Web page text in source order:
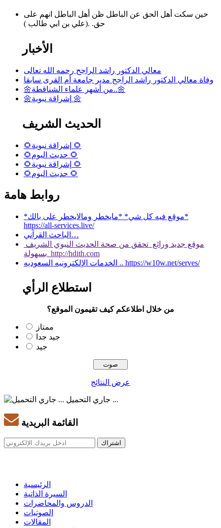
حين سكت أهل الحق عن الباطل ظن أهل الباطل انهم على
حق. .(علي بن ابي طالب )
الأخبار
معالي الدكتور راشد الراجح رحمه الله تعالى
وفاة معالي الدكتور راشد الراجح مدير جامعة أم القرى سابقا
🌼من أشهر علماء الشناقطة..🌼
🌼إشراقة نبوية 🌼
الحديث الشريف
🌻إشراقة نبوية 🌻
🌻حديث اليوم 🌻
🌻إشراقة نبوية 🌻
🌻حديث اليوم 🌻
روابط هامة
*موقع فيه كل شي* *مايخطر ومالايخطر على بالك*
https://all-services.live/
الباحث القرآني…
موقع جديد ورائع تحقق من صحة الحديث النبوي الشريف
بسهولة http://hdith.com
الخدمات الإلكترونيه السعوديه .. https://w10w.net/serves/
استطلاع الرأي
من خلال اطلاعكم كيف تقيمون الموقع؟
ممتاز
جيد جدا
جيد
عرض النتائج
جاري التحميل ...
القائمة البريدية
الرئيسية
السيرة الذاتية
الدروس والمحاضرات
الصوتيات
المقالات